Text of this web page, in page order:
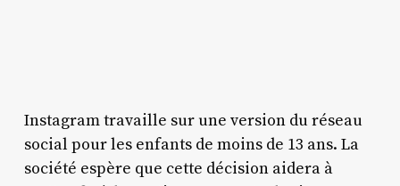
Instagram travaille sur une version du réseau
social pour les enfants de moins de 13 ans. La
société espère que cette décision aidera à